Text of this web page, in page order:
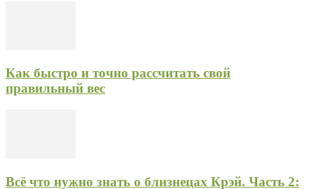
Как быстро и точно рассчитать свой
правильный вес
Всё что нужно знать о близнецах Крэй. Часть 2: